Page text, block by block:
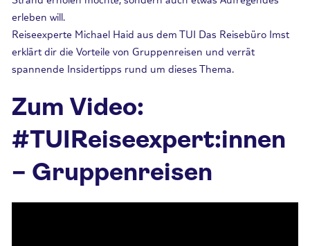
erleben will.
Reiseexperte Michael Haid aus dem TUI Das Reisebüro Imst
erklärt dir die Vorteile von Gruppenreisen und verrät
spannende Insidertipps rund um dieses Thema.
Zum Video:
#TUIReiseexpert:innen
– Gruppenreisen